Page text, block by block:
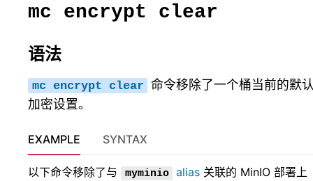
mc encrypt clear
语法
mc encrypt clear 命令移除了一个桶当前的默
加密设置。
EXAMPLE
以下命令移除了与 myminio alias 关联的 MinIO 部署上
SYNTAX